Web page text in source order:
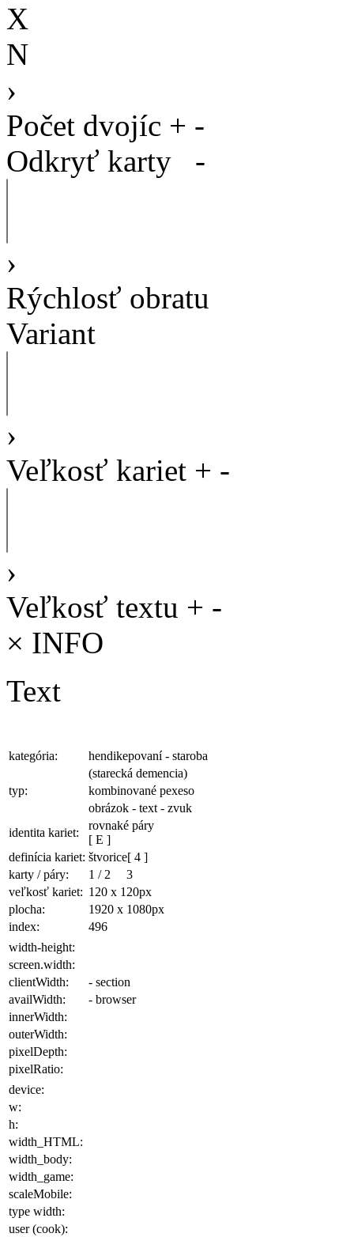
X
N
›
Počet dvojíc + -
Odkryť karty
-
›
Rýchlosť obratu
Variant
›
Veľkosť kariet + -
›
Veľkosť textu + -
× INFO
Text
kategória:
hendikepovaní - staroba
(starecká demencia)
typ:
kombinované pexeso
obrázok - text - zvuk
identita kariet:
rovnaké páry
[ E ]
definícia kariet: štvorice[ 4 ]
karty / páry:
1 / 2
3
veľkosť kariet: 120 x 120px
plocha: 1920 x 1080px
index:
496
width-height:
screen.width:
clientWidth:
- section
availWidth:
- browser
innerWidth:
outerWidth:
pixelDepth:
pixelRatio:
device:
w:
h:
width_HTML:
width_body:
width_game:
scaleMobile:
type width:
user (cook):